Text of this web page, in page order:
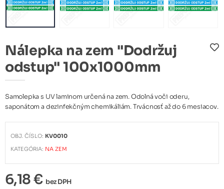
Nálepka na zem "Dodržuj
odstup" 100x1000mm
Samolepka s UV laminom určená na zem. Odolná voči oderu,
saponátom a dezinfekčným chemikáliám. Trvácnosť až do 6 mesiacov.
OBJ. ČÍSLO: KV0010
KATEGÓRIA: NA ZEM
6,18 € bez DPH